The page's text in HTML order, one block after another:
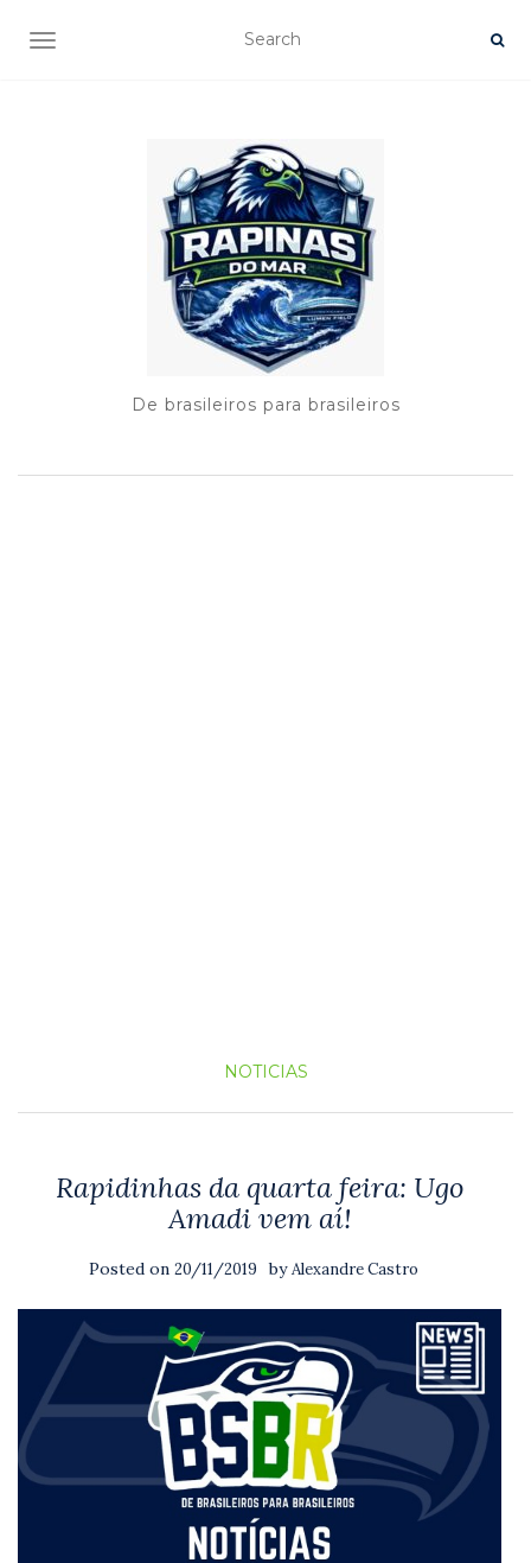
TOGGLE NAVIGATION
De brasileiros para brasileiros
NOTICIAS
Rapidinhas da quarta feira: Ugo
Amadi vem aí!
Posted on 20/11/2019 byAlexandre Castro